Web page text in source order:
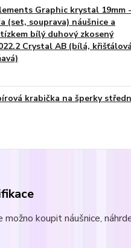
Graphic krystal 19mm -
(set, souprava) náušnice a
bílý duhový zkosený
Crystal AB (bílá,
krabička na šperky
koupit náušnice,